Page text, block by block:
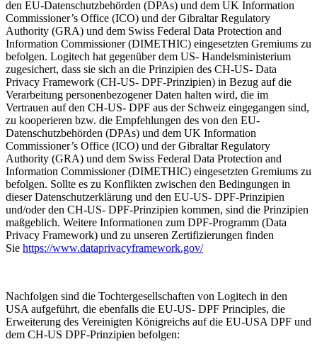
den EU-Datenschutzbehörden (DPAs) und dem UK Information
Commissioner’s Office (ICO) und der Gibraltar Regulatory
Authority (GRA) und dem Swiss Federal Data Protection and
Information Commissioner (DIMETHIC) eingesetzten Gremiums zu
befolgen. Logitech hat gegenüber dem US- Handelsministerium
zugesichert, dass sie sich an die Prinzipien des CH-US- Data
Privacy Framework (CH-US- DPF-Prinzipien) in Bezug auf die
Verarbeitung personenbezogener Daten halten wird, die im
Vertrauen auf den CH-US- DPF aus der Schweiz eingegangen sind,
zu kooperieren bzw. die Empfehlungen des von den EU-
Datenschutzbehörden (DPAs) und dem UK Information
Commissioner’s Office (ICO) und der Gibraltar Regulatory
Authority (GRA) und dem Swiss Federal Data Protection and
Information Commissioner (DIMETHIC) eingesetzten Gremiums zu
befolgen. Sollte es zu Konflikten zwischen den Bedingungen in
dieser Datenschutzerklärung und den EU-US- DPF-Prinzipien
und/oder den CH-US- DPF-Prinzipien kommen, sind die Prinzipien
maßgeblich. Weitere Informationen zum DPF-Programm (Data
Privacy Framework) und zu unseren Zertifizierungen finden
Sie https://www.dataprivacyframework.gov/
Nachfolgen sind die Tochtergesellschaften von Logitech in den
USA aufgeführt, die ebenfalls die EU-US- DPF Principles, die
Erweiterung des Vereinigten Königreichs auf die EU-USA DPF und
dem CH-US DPF-Prinzipien befolgen: